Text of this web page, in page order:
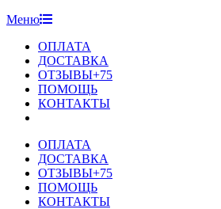
Меню
ОПЛАТА
ДОСТАВКА
ОТЗЫВЫ+75
ПОМОЩЬ
КОНТАКТЫ
ОПЛАТА
ДОСТАВКА
ОТЗЫВЫ+75
ПОМОЩЬ
КОНТАКТЫ